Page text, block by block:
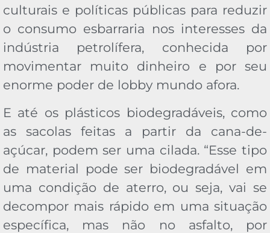
culturais e políticas públicas para reduzir
o consumo esbarraria nos interesses da
indústria petrolífera, conhecida por
movimentar muito dinheiro e por seu
enorme poder de lobby mundo afora.
E até os plásticos biodegradáveis, como
as sacolas feitas a partir da cana-de-
açúcar, podem ser uma cilada. “Esse tipo
de material pode ser biodegradável em
uma condição de aterro, ou seja, vai se
decompor mais rápido em uma situação
específica, mas não no asfalto, por